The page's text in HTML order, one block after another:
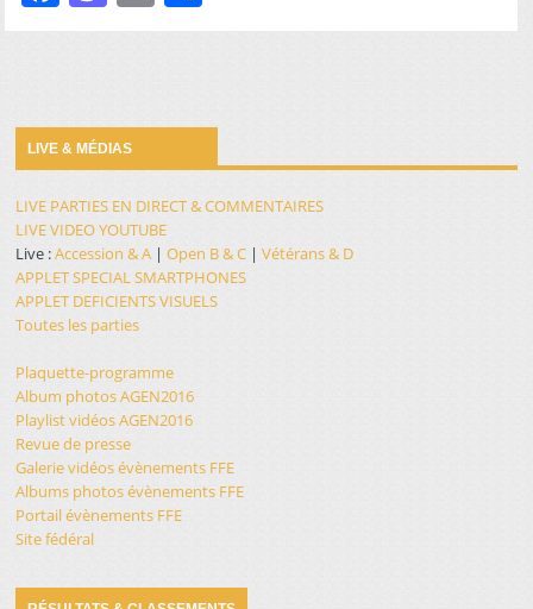
LIVE & MÉDIAS
LIVE PARTIES EN DIRECT & COMMENTAIRES
LIVE VIDEO YOUTUBE
Live :Accession & A |Open B & C |Vétérans & D
APPLET SPECIAL SMARTPHONES
APPLET DEFICIENTS VISUELS
Toutes les parties
Plaquette-programme
Album photos AGEN2016
Playlist vidéos AGEN2016
Revue de presse
Galerie vidéos évènements FFE
Albums photos évènements FFE
Portail évènements FFE
Site fédéral